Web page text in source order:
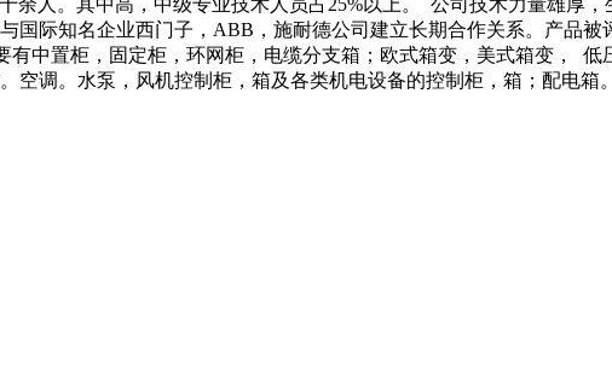
余人。其中高，中级专业技术人员占25%以上。 公司技术力量雄厚
国际知名企业西门子，ABB，施耐德公司建立长期合作关系。产品
中置柜，固定柜，环网柜，电缆分支箱；欧式箱变，美式箱变， 低
空调。水泵，风机控制柜，箱及各类机电设备的控制柜，箱；配电箱